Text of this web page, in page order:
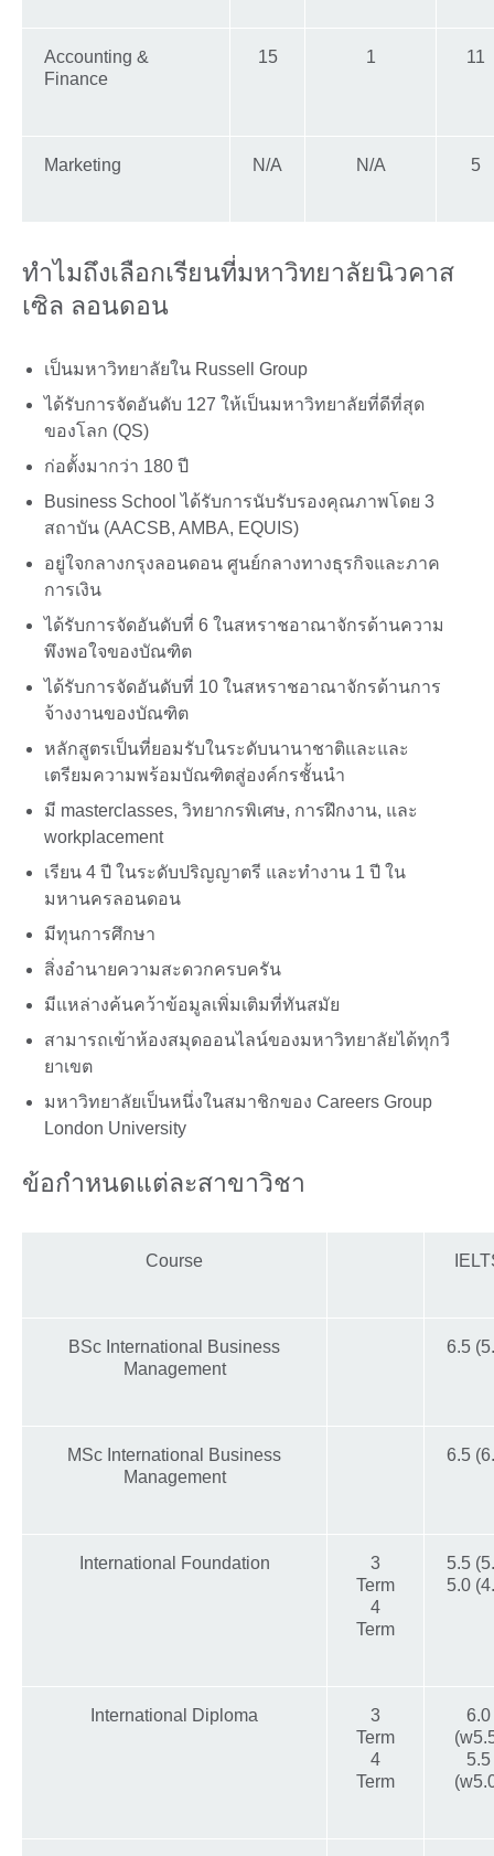
Accounting &
Finance
15 1 11
Marketing N/A N/A 5
ทำไมถึงเลือกเรียนที่มหาวิทยาลัยนิวคาส
เซิล ลอนดอน
เป็นมหาวิทยาลัยใน Russell Group
ได้รับการจัดอันดับ 127 ให้เป็นมหาวิทยาลัยที่ดีที่สุด
ของโลก (QS)
ก่อตั้งมากว่า 180 ปี
Business School ได้รับการนับรับรองคุณภาพโดย 3
สถาบัน (AACSB, AMBA, EQUIS)
อยู่ใจกลางกรุงลอนดอน ศูนย์กลางทางธุรกิจและภาค
การเงิน
ได้รับการจัดอันดับที่ 6 ในสหราชอาณาจักรด้านความ
พึงพอใจของบัณฑิต
ได้รับการจัดอันดับที่ 10 ในสหราชอาณาจักรด้านการ
จ้างงานของบัณฑิต
หลักสูตรเป็นที่ยอมรับในระดับนานาชาติและและ
เตรียมความพร้อมบัณฑิตสู่องค์กรชั้นนำ
มี masterclasses, วิทยากรพิเศษ, การฝึกงาน, และ
workplacement
เรียน 4 ปี ในระดับปริญญาตรี และทำงาน 1 ปี ใน
มหานครลอนดอน
มีทุนการศึกษา
สิ่งอำนายความสะดวกครบครัน
มีแหล่างค้นคว้าข้อมูลเพิ่มเติมที่ทันสมัย
สามารถเข้าห้องสมุดออนไลน์ของมหาวิทยาลัยได้ทุกวื
ยาเขต
มหาวิทยาลัยเป็นหนึ่งในสมาชิกของ Careers Group
London University
ข้อกำหนดแต่ละสาขาวิชา
Course
BSc International Business
Management
6.5
MSc International Business
Management
6.5
International Foundation
3
Term
4
Term
5.5
5.0
International Diploma
3
Term
4
Term
6.0
5.5